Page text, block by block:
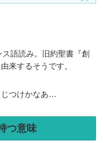
語読み。旧約聖書『創
来するそうです。
じつけかなあ…
つ意味